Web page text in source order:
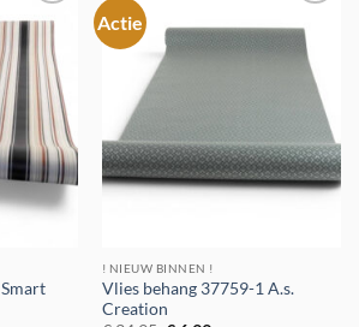
verlanglijst
Actie
aan
verlanglijst
! NIEUW BINNEN !
Vlies behang 37759-1 A.s.
Creation